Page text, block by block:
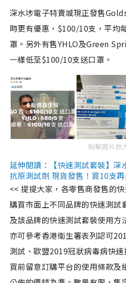
深水埗電子特賣城現正發售
時更有優惠，$100/10支，平均
罩。另外有售YHLO及Green
一樣低至$100/10支送口罩。
點擊圖片放
延伸閱讀：【快速測試套裝】深
抗原測試劑 現貨發售！買10支
<< 提提大家，各零售商發售的
購買市面上不同品牌的快速測試
及該品牌的快速測試套裝使用方
亦可參考香港衞生署表列認可
測試、歐盟2019冠狀病毒病快
買前留意訂購平台的使用條款及